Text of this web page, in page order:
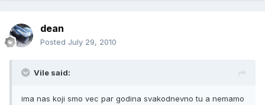
dean
Posted July 29, 2010
Vile said:
ima nas koji smo vec par godina svakodnevno tu a nemamo